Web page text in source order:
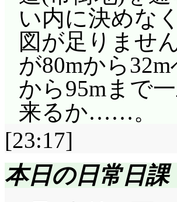
の後, どうし
しょ?
心臓破りの
活かして……
呼吸乱れるし
それじゃあ次
が, 1年生時に
ってまた数曲
い内に決めな
図が足りませ
が80mから
から95mまで
来るか……。
[23:17]
本日の日常日課